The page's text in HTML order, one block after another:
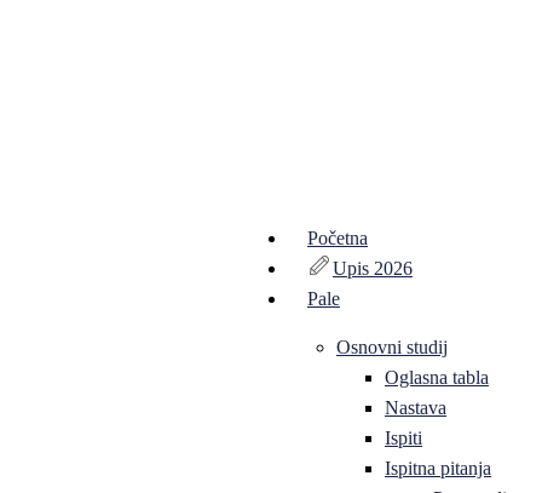
Početna
Upis 2026
Pale
Osnovni studij
Oglasna tabla
Nastava
Ispiti
Ispitna pitanja